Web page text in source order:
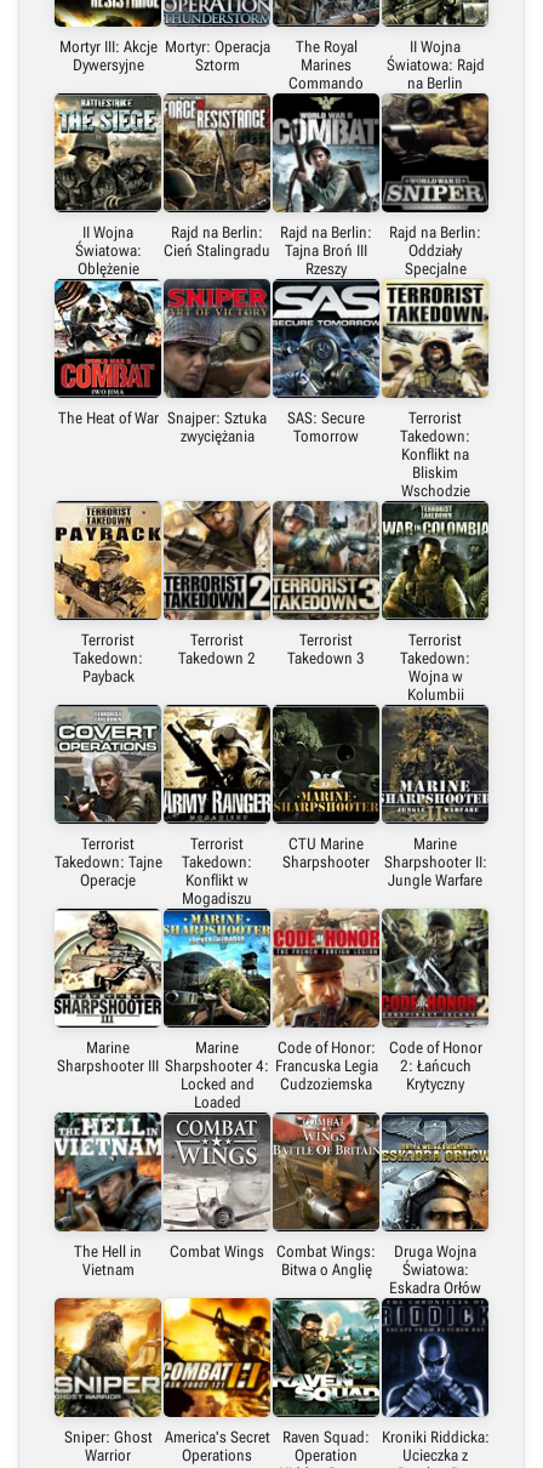
Mortyr III: Akcje
Dywersyjne
Mortyr: Operacja
Sztorm
The Royal
Marines
Commando
II Wojna
Światowa: Rajd
na Berlin
II Wojna
Światowa:
Oblężenie
Rajd na Berlin:
Cień Stalingradu
Rajd na Berlin:
Tajna Broń III
Rzeszy
Rajd na Berlin:
Oddziały
Specjalne
The Heat of War Snajper: Sztuka
zwyciężania
SAS: Secure
Tomorrow
Terrorist
Takedown:
Konflikt na
Bliskim
Wschodzie
Terrorist
Takedown:
Payback
Terrorist
Takedown 2
Terrorist
Takedown 3
Terrorist
Takedown:
Wojna w
Kolumbii
Terrorist
Takedown: Tajne
Operacje
Terrorist
Takedown:
Konflikt w
Mogadiszu
CTU Marine
Sharpshooter
Marine
Sharpshooter II:
Jungle Warfare
Marine
Sharpshooter III
Marine
Sharpshooter 4:
Locked and
Loaded
Code of Honor:
Francuska Legia
Cudzoziemska
Code of Honor
2: Łańcuch
Krytyczny
The Hell in
Vietnam
Combat Wings
Combat Wings:
Bitwa o Anglię
Druga Wojna
Światowa:
Eskadra Orłów
Sniper: Ghost
Warrior
America's Secret
Operations
Raven Squad:
Operation
Kroniki Riddicka:
Ucieczka z